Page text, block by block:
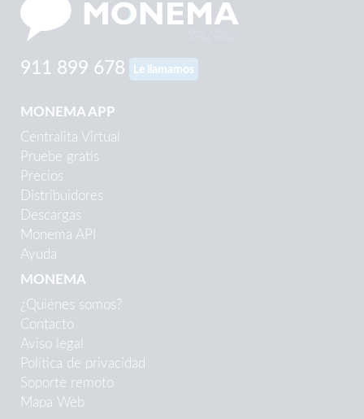
911 899 678 Le llamamos
MONEMA APP
Centralita Virtual
Pruebe gratis
Precios
Distribuidores
Descargas
Monema API
Ayuda
MONEMA
¿Quiénes somos?
Contacto
Aviso legal
Política de privacidad
Soporte remoto
Mapa Web